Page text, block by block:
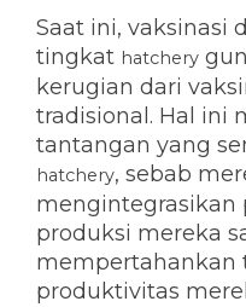
DISEASE
KNOWLEDGE
Ceva Seluruh
Saat ini, vaksinasi
tingkat hatchery
kerugian dari
tradisional. Hal ini
tantangan yang
hatchery, sebab
mengintegrasikan
produksi mereka
mempertahankan
produktivitas